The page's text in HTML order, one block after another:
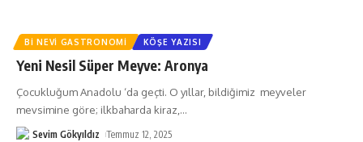
BI NEVI GASTRONOMI KÖŞE YAZISI
Yeni Nesil Süper Meyve: Aronya
Çocukluğum Anadolu ‘da geçti. O yıllar, bildiğimiz meyveler
mevsimine göre; ilkbaharda kiraz, …
Sevim Gökyıldız Temmuz 12, 2025